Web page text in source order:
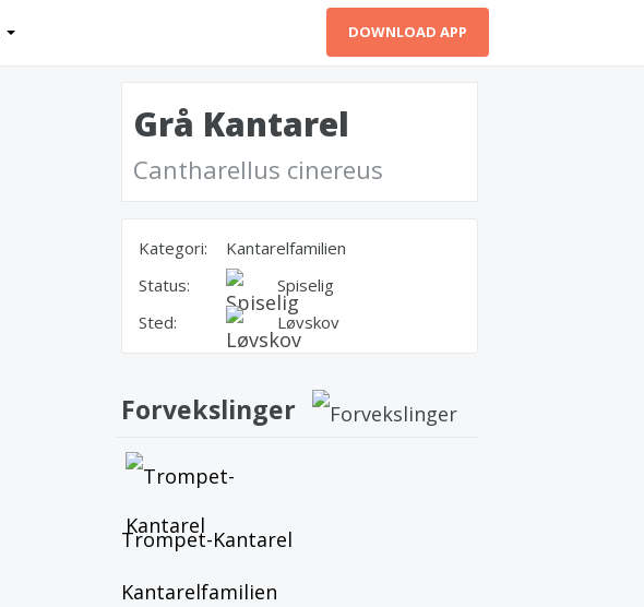
DOWNLOAD APP
Grå Kantarel
Cantharellus cinereus
Kategori:
Kantarelfamilien
Status:
Spiselig
Sted:
Løvskov
Forvekslinger
Trompet-Kantarel
Kantarelfamilien